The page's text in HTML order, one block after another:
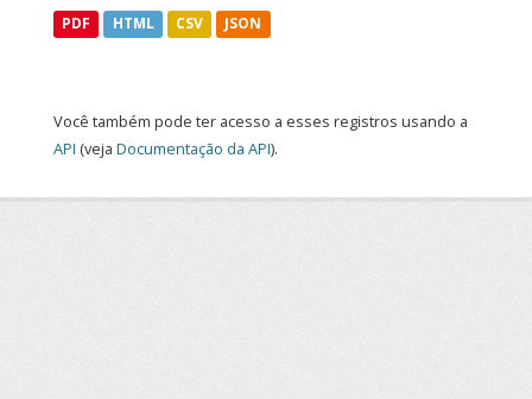
PDF HTML CSV JSON
Você também pode ter acesso a esses registros usando a
API (veja Documentação da API).